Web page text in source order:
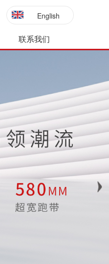
English
联系我们